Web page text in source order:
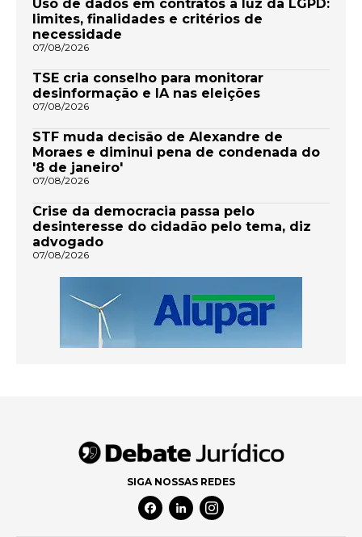
Uso de dados em contratos à luz da LGPD:
limites, finalidades e critérios de
necessidade
07/08/2026
TSE cria conselho para monitorar
desinformação e IA nas eleições
07/08/2026
STF muda decisão de Alexandre de
Moraes e diminui pena de condenada do
'8 de janeiro'
07/08/2026
Crise da democracia passa pelo
desinteresse do cidadão pelo tema, diz
advogado
07/08/2026
SIGA NOSSAS REDES
Facebook Social Media
Linkedin Social Media
Instagram Social Media